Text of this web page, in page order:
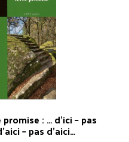
: … d’ici – pas
– pas d’aici…